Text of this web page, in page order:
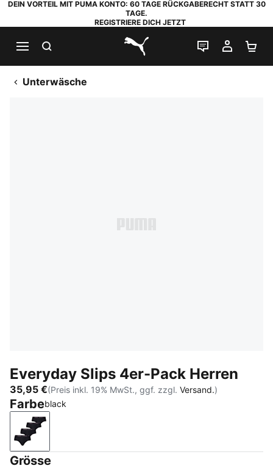
DEIN VORTEIL MIT PUMA KONTO: 60 TAGE RÜCKGABERECHT STATT 30
TAGE.
REGISTRIERE DICH JETZT
PUMA.com
LIVE-CHAT
MEIN
Unterwäsche
Everyday Slips 4er-Pack Herren
35,95 €(Preis inkl. 19% MwSt., ggf. zzgl. Versand.)
Farbeblack
black
Grösse